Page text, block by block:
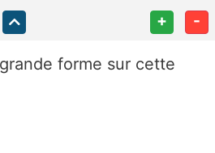
+ -
forme sur cette